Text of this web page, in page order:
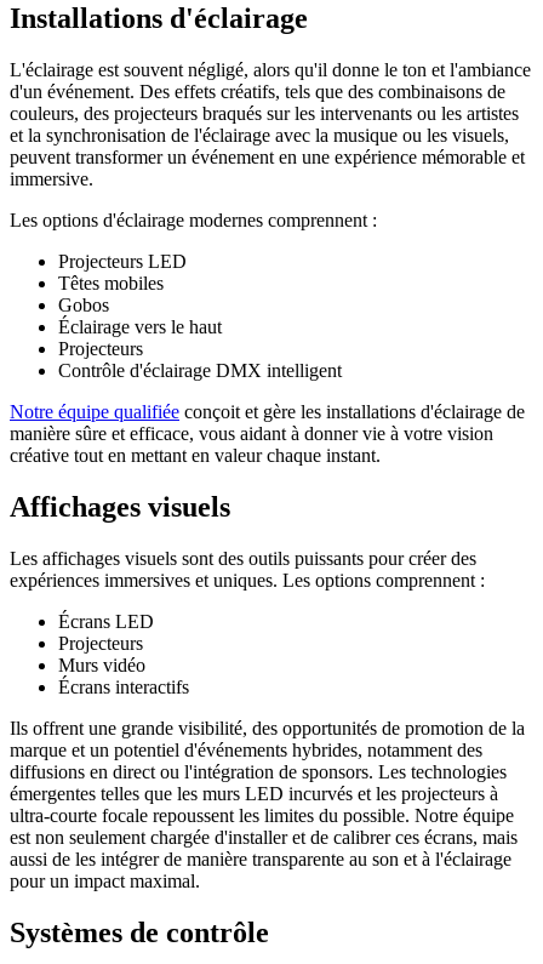
Installations d'éclairage
L'éclairage est souvent négligé, alors qu'il donne le ton et l'ambiance
d'un événement. Des effets créatifs, tels que des combinaisons de
couleurs, des projecteurs braqués sur les intervenants ou les artistes
et la synchronisation de l'éclairage avec la musique ou les visuels,
peuvent transformer un événement en une expérience mémorable et
immersive.
Les options d'éclairage modernes comprennent :
Projecteurs LED
Têtes mobiles
Gobos
Éclairage vers le haut
Projecteurs
Contrôle d'éclairage DMX intelligent
Notre équipe qualifiée conçoit et gère les installations d'éclairage de
manière sûre et efficace, vous aidant à donner vie à votre vision
créative tout en mettant en valeur chaque instant.
Affichages visuels
Les affichages visuels sont des outils puissants pour créer des
expériences immersives et uniques. Les options comprennent :
Écrans LED
Projecteurs
Murs vidéo
Écrans interactifs
Ils offrent une grande visibilité, des opportunités de promotion de la
marque et un potentiel d'événements hybrides, notamment des
diffusions en direct ou l'intégration de sponsors. Les technologies
émergentes telles que les murs LED incurvés et les projecteurs à
ultra-courte focale repoussent les limites du possible. Notre équipe
est non seulement chargée d'installer et de calibrer ces écrans, mais
aussi de les intégrer de manière transparente au son et à l'éclairage
pour un impact maximal.
Systèmes de contrôle